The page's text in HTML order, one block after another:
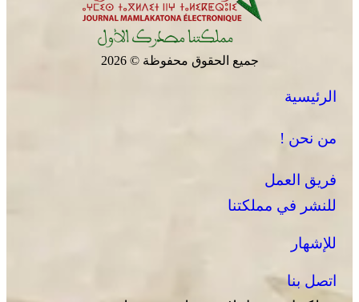
جميع الحقوق محفوظة © 2026
الرئيسية
من نحن !
فريق العمل
للنشر في مملكتنا
للإشهار
اتصل بنا